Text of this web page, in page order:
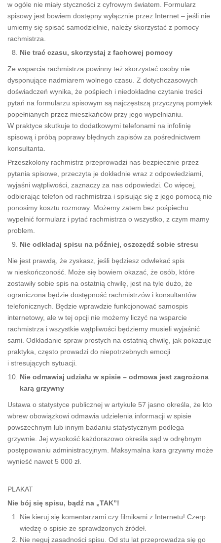
w ogóle nie miały styczności z cyfrowym światem. Formularz
spisowy jest bowiem dostępny wyłącznie przez Internet – jeśli nie
umiemy się spisać samodzielnie, należy skorzystać z pomocy
rachmistrza.
Nie trać czasu, skorzystaj z fachowej pomocy
Ze wsparcia rachmistrza powinny też skorzystać osoby nie
dysponujące nadmiarem wolnego czasu. Z dotychczasowych
doświadczeń wynika, że pośpiech i niedokładne czytanie treści
pytań na formularzu spisowym są najczęstszą przyczyną pomyłek
popełnianych przez mieszkańców przy jego wypełnianiu.
W praktyce skutkuje to dodatkowymi telefonami na infolinię
spisową i próbą poprawy błędnych zapisów za pośrednictwem
konsultanta.
Przeszkolony rachmistrz przeprowadzi nas bezpiecznie przez
pytania spisowe, przeczyta je dokładnie wraz z odpowiedziami,
wyjaśni wątpliwości, zaznaczy za nas odpowiedzi. Co więcej,
odbierając telefon od rachmistrza i spisując się z jego pomocą nie
ponosimy kosztu rozmowy. Możemy zatem bez pośpiechu
wypełnić formularz i pytać rachmistrza o wszystko, z czym mamy
problem.
Nie odkładaj spisu na później, oszczędź sobie stresu
Nie jest prawdą, że zyskasz, jeśli będziesz odwlekać spis
w nieskończoność. Może się bowiem okazać, że osób, które
zostawiły sobie spis na ostatnią chwilę, jest na tyle dużo, że
ograniczona będzie dostępność rachmistrzów i konsultantów
telefonicznych. Będzie wprawdzie funkcjonować samospis
internetowy, ale w tej opcji nie możemy liczyć na wsparcie
rachmistrza i wszystkie wątpliwości będziemy musieli wyjaśnić
sami. Odkładanie spraw prostych na ostatnią chwilę, jak pokazuje
praktyka, często prowadzi do niepotrzebnych emocji
i stresujących sytuacji.
Nie odmawiaj udziału w spisie – odmowa jest zagrożona
karą grzywny
Ustawa o statystyce publicznej w artykule 57 jasno określa, że kto
wbrew obowiązkowi odmawia udzielenia informacji w spisie
powszechnym lub innym badaniu statystycznym podlega
grzywnie. Jej wysokość każdorazowo określa sąd w odrębnym
postępowaniu administracyjnym. Maksymalna kara grzywny może
wynieść nawet 5 000 zł.
PLAKAT
Nie bój się spisu, bądź na „TAK”!
Nie kieruj się komentarzami czy filmikami z Internetu! Czerp
wiedzę o spisie ze sprawdzonych źródeł.
Nie neguj zasadności spisu. Od stu lat przeprowadza się go